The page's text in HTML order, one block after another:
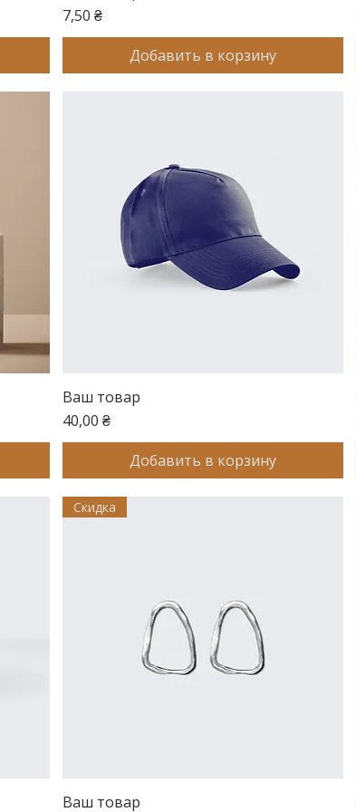
Цена
7,50 ₴
Добавить в корзину
Ваш товар
Цена
40,00 ₴
Добавить в корзину
Скидка
Ваш товар